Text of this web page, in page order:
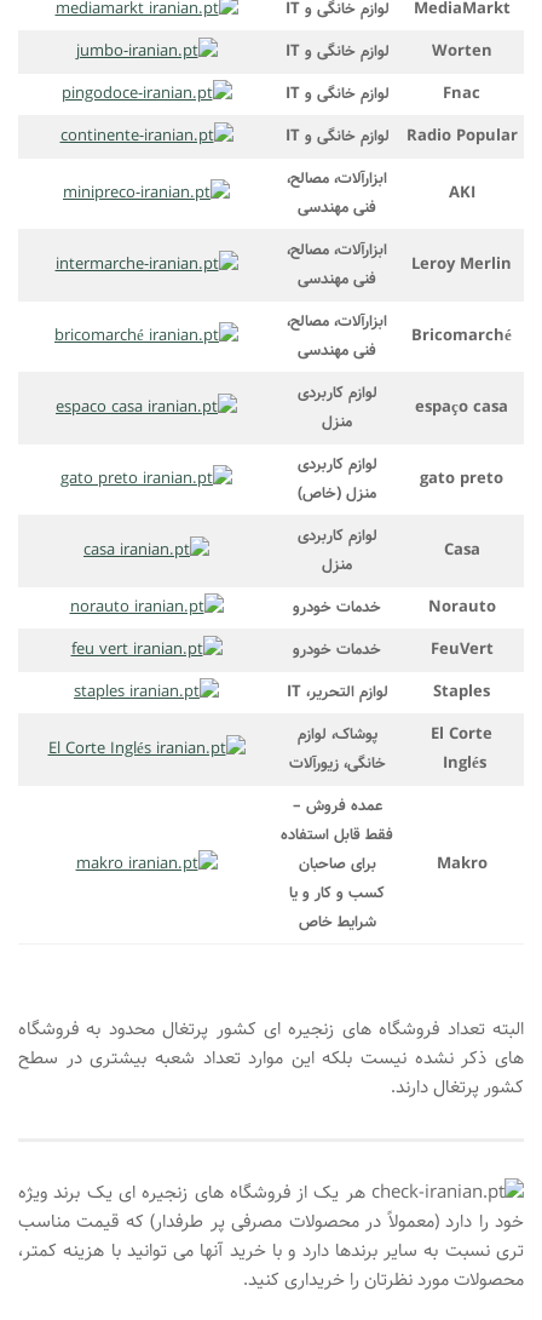
MediaMarkt
لوازم خانگی و IT
Worten
لوازم خانگی و IT
Fnac
لوازم خانگی و IT
Radio Popular
لوازم خانگی و IT
AKI
ابزارآلات، مصالح،
فنی مهندسی
Leroy Merlin
ابزارآلات، مصالح،
فنی مهندسی
Bricomarché
ابزارآلات، مصالح،
فنی مهندسی
espaço casa
لوازم کاربردی
منزل
gato preto
لوازم کاربردی
منزل (خاص)
Casa
لوازم کاربردی
منزل
Norauto
خدمات خودرو
FeuVert
خدمات خودرو
Staples
لوازم التحریر، IT
El Corte
Inglés
پوشاک، لوازم
خانگی، زیورآلات
Makro
عمده فروش –
فقط قابل استفاده
برای صاحبان
کسب و کار و یا
شرایط خاص
البته تعداد فروشگاه های زنجیره ای کشور پرتغال محدود به فروشگاه
های ذکر نشده نیست بلکه این موارد تعداد شعبه بیشتری در سطح
کشور پرتغال دارند.
هر یک از فروشگاه های زنجیره ای یک برند ویژه
خود را دارد (معمولاً در محصولات مصرفی پر طرفدار) که قیمت مناسب
تری نسبت به سایر برندها دارد و با خرید آنها می توانید با هزینه کمتر،
محصولات مورد نظرتان را خریداری کنید.